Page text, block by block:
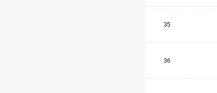
35
36